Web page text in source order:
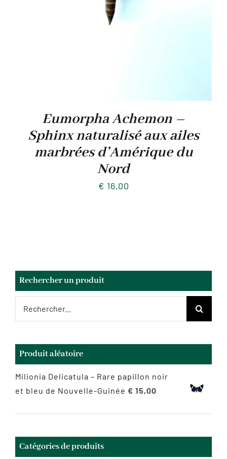
Eumorpha Achemon –
Sphinx naturalisé aux ailes
marbrées d’Amérique du
Nord
€ 16,00
Rechercher un produit
Produit aléatoire
Milionia Delicatula – Rare papillon noir
et bleu de Nouvelle-Guinée € 15,00
Catégories de produits